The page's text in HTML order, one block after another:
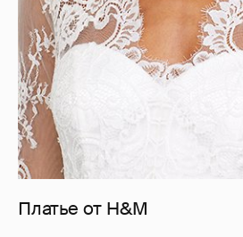
Платье от H&M